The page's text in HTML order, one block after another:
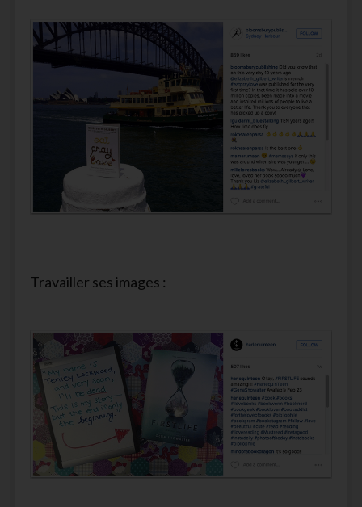
Travailler ses images :